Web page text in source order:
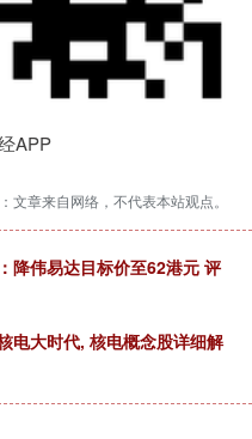
APP
文章来自网络，不代表本站观点。
降伟易达目标价至62港元 评
电大时代, 核电概念股详细解